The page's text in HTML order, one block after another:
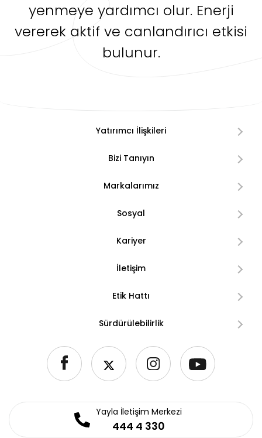
yenmeye yardımcı olur. Enerji
vererek aktif ve canlandırıcı etkisi
bulunur.
Yatırımcı İlişkileri
Bizi Tanıyın
Markalarımız
Sosyal
Kariyer
İletişim
Etik Hattı
Sürdürülebilirlik
Yayla İletişim Merkezi
444 4 330